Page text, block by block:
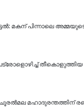
മകന് പിന്നാലെ
തീകൊളുത്തിയ
മഹാദുരന്തത്തിന്